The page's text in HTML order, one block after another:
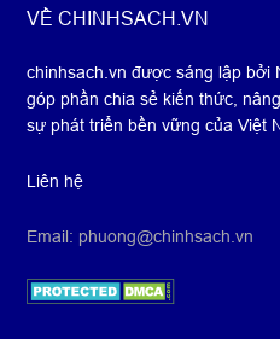
Footer
VỀ CHINHSACH.VN
chinhsach.vn được sáng lập bởi
góp phần chia sẻ kiến thức,
sự phát triển bền vững của Việt
Liên hệ
Email: phuong@chinhsach.vn